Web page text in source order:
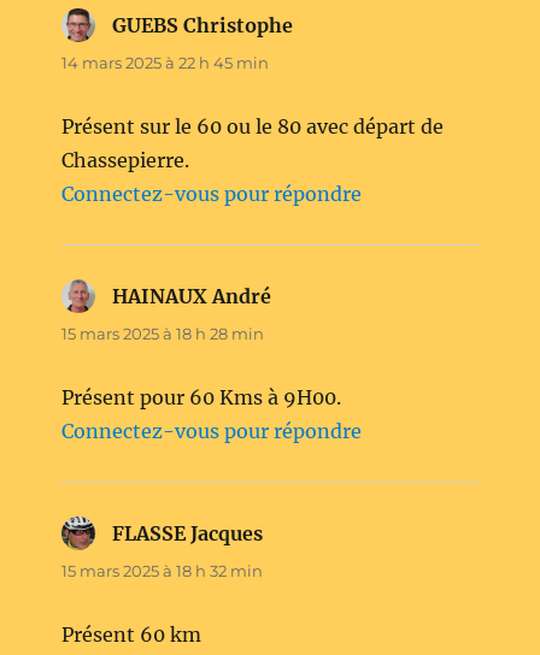
GUEBS Christophe
14 mars 2025 à 22 h 45 min
Présent sur le 60 ou le 80 avec départ de
Chassepierre.
Connectez-vous pour répondre
HAINAUX André
15 mars 2025 à 18 h 28 min
Présent pour 60 Kms à 9H00.
Connectez-vous pour répondre
FLASSE Jacques
15 mars 2025 à 18 h 32 min
Présent 60 km